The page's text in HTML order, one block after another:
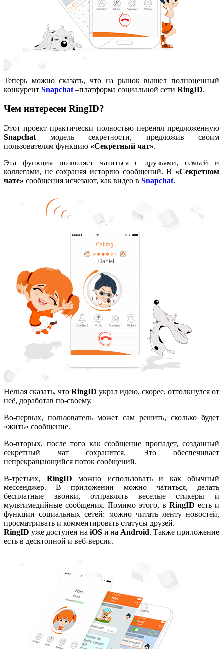
Теперь можно сказать, что на рынок вышел полноценный
конкурент Snapchat –платформа социальной сети RingID.
Чем интересен RingID?
Этот проект практически полностью перенял предложенную
Snapchat модель секретности, предложив своим
пользователям функцию «Секретный чат».
Эта функция позволяет чатиться с друзьями, семьей и
коллегами, не сохраняя историю сообщений. В «Секретном
чате» сообщения исчезают, как видео в Snapchat.
Нельзя сказать, что RingID украл идею, скорее, оттолкнулся от
неё, доработав по-своему.
Во-первых, пользователь может сам решить, сколько будет
«жить» сообщение.
Во-вторых, после того как сообщение пропадет, созданный
секретный чат сохранится. Это обеспечивает
непрекращающийся поток сообщений.
В-третьих, RingID можно использовать и как обычный
мессенджер. В приложении можно чатиться, делать
бесплатные звонки, отправлять веселые стикеры и
мультимедийные сообщения. Помимо этого, в RingID есть и
функции социальных сетей: можно читать ленту новостей,
просматривать и комментировать статусы друзей.
RingID уже доступен на iOS и на Android. Также приложение
есть в десктопной и веб-версии.